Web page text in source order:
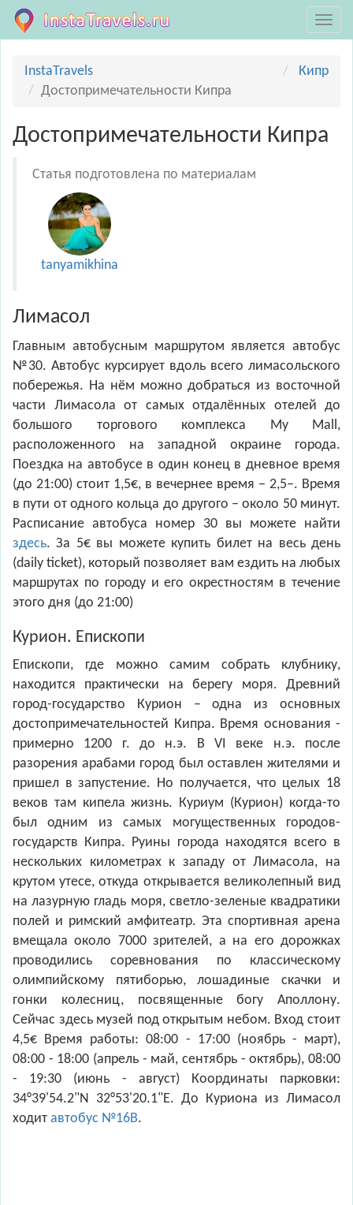
InstaTravels
Кипр
Достопримечательности Кипра
Достопримечательности Кипра
Статья подготовлена по материалам
tanyamikhina
Лимасол
Главным автобусным маршрутом является автобус
№30. Автобус курсирует вдоль всего лимасольского
побережья. На нём можно добраться из восточной
части Лимасола от самых отдалённых отелей до
большого торгового комплекса My Mall,
расположенного на западной окраине города.
Поездка на автобусе в один конец в дневное время
(до 21:00) стоит 1,5€, в вечернее время − 2,5–. Время
в пути от одного кольца до другого – около 50 минут.
Расписание автобуса номер 30 вы можете найти
здесь. За 5€ вы можете купить билет на весь день
(daily ticket), который позволяет вам ездить на любых
маршрутах по городу и его окрестностям в течение
этого дня (до 21:00)
Курион. Епископи
Епископи, где можно самим собрать клубнику,
находится практически на берегу моря. Древний
город-государство Курион – одна из основных
достопримечательностей Кипра. Время основания -
примерно 1200 г. до н.э. В VI веке н.э. после
разорения арабами город был оставлен жителями и
пришел в запустение. Но получается, что целых 18
веков там кипела жизнь. Куриум (Курион) когда-то
был одним из самых могущественных городов-
государств Кипра. Руины города находятся всего в
нескольких километрах к западу от Лимасола, на
крутом утесе, откуда открывается великолепный вид
на лазурную гладь моря, светло-зеленые квадратики
полей и римский амфитеатр. Эта спортивная арена
вмещала около 7000 зрителей, а на его дорожках
проводились соревнования по классическому
олимпийскому пятиборью, лошадиные скачки и
гонки колесниц, посвященные богу Аполлону.
Сейчас здесь музей под открытым небом. Вход стоит
4,5€ Время работы: 08:00 - 17:00 (ноябрь - март),
08:00 - 18:00 (апрель - май, сентябрь - октябрь), 08:00
- 19:30 (июнь - август) Координаты парковки:
34°39'54.2"N 32°53'20.1"E. До Куриона из Лимасол
ходит автобус №16B.